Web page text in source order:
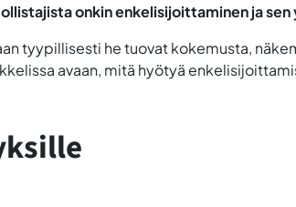
onkin enkelisijoittaminen ja
tyypillisesti he tuovat kokemusta,
avaan, mitä hyötyä